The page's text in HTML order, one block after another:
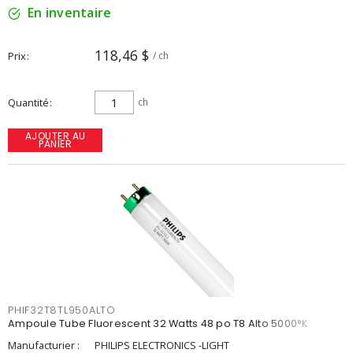
En inventaire
Prix 118,46 $ / ch
Quantité ch
AJOUTER AU
PANIER
PHIF32T8TL950ALTO
Ampoule Tube Fluorescent 32 Watts 48 po T8 Alto 5000°K
Manufacturier : PHILIPS ELECTRONICS -LIGHT